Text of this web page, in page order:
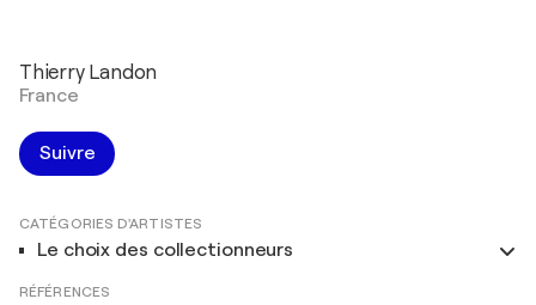
Thierry Landon
France
Suivre
CATÉGORIES D'ARTISTES
Le choix des collectionneurs
RÉFÉRENCES